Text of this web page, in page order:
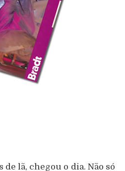
de lã, chegou o dia. Não só